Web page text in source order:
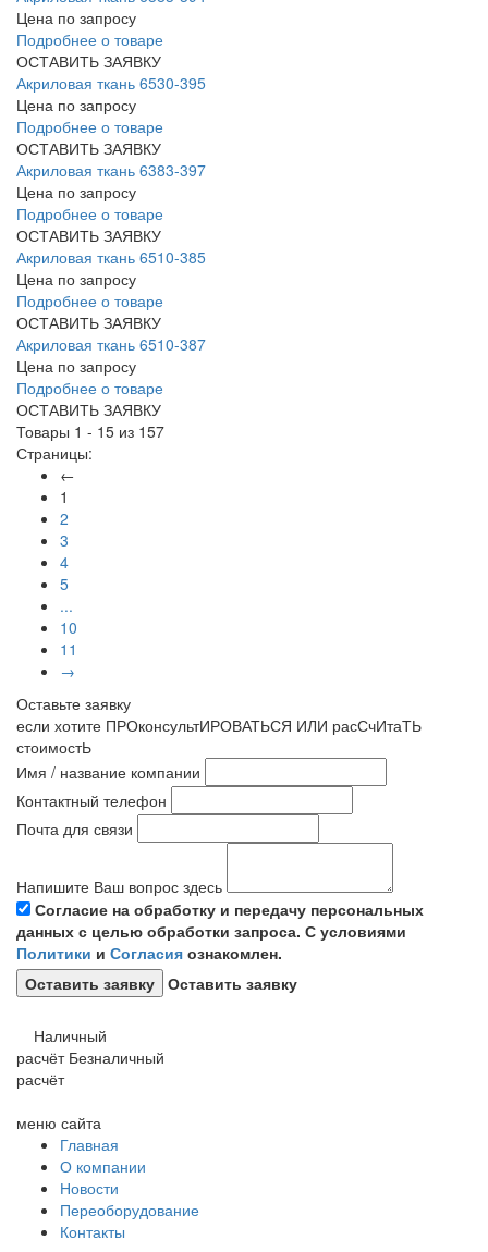
Цена по запросу
Подробнее о товаре
ОСТАВИТЬ ЗАЯВКУ
Акриловая ткань 6530-395
Цена по запросу
Подробнее о товаре
ОСТАВИТЬ ЗАЯВКУ
Акриловая ткань 6383-397
Цена по запросу
Подробнее о товаре
ОСТАВИТЬ ЗАЯВКУ
Акриловая ткань 6510-385
Цена по запросу
Подробнее о товаре
ОСТАВИТЬ ЗАЯВКУ
Акриловая ткань 6510-387
Цена по запросу
Подробнее о товаре
ОСТАВИТЬ ЗАЯВКУ
Товары 1 - 15 из 157
Страницы:
←
1
2
3
4
5
...
10
11
→
Оставьте заявку
если хотите ПРОконсультИРОВАТЬСЯ ИЛИ расСчИтаТЬ
стоимостЬ
Имя / название компании
Контактный телефон
Почта для связи
Напишите Ваш вопрос здесь
Согласие на обработку и передачу персональных
данных с целью обработки запроса. С условиями
Политики и Согласия ознакомлен.
Оставить заявку
Наличный
расчёт Безналичный
расчёт
меню сайта
Главная
О компании
Новости
Переоборудование
Контакты